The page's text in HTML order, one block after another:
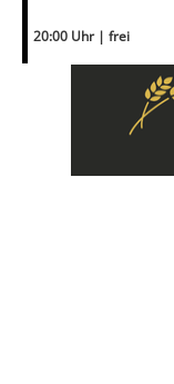
20:00 Uhr | frei